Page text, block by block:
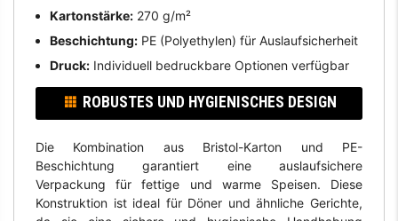
Kartonstärke:270 g/m²
Beschichtung:PE (Polyethylen) für Auslaufsicherheit
Druck:Individuell bedruckbare Optionen verfügbar
ROBUSTES UND HYGIENISCHES DESIGN
Die Kombination aus Bristol-Karton und PE-
Beschichtung garantiert eine auslaufsichere
Verpackung für fettige und warme Speisen. Diese
Konstruktion ist ideal für Döner und ähnliche Gerichte,